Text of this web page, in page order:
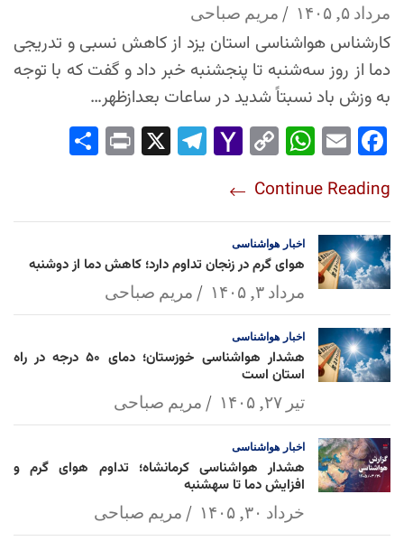
مرداد ۵, ۱۴۰۵ مریم صباحی
کارشناس هواشناسی استان یزد از کاهش نسبی و تدریجی
دما از روز سه‌شنبه تا پنجشنبه خبر داد و گفت که با توجه
به وزش باد نسبتاً شدید در ساعات بعدازظهر…
Fac
ok
Em
Wh
Ap
p
Co
Lin
k
Yah
l
Tel
Pri
Continue Reading
اخبار هواشناسی
هوای گرم در زنجان تداوم دارد؛ کاهش دما از دوشنبه
مرداد ۳, ۱۴۰۵ مریم صباحی
اخبار هواشناسی
هشدار هواشناسی خوزستان؛ دمای ۵۰ درجه در راه
استان است
تیر ۲۷, ۱۴۰۵ مریم صباحی
اخبار هواشناسی
هشدار هواشناسی کرمانشاه؛ تداوم هوای گرم و
افزایش دما تا سهشنبه
خرداد ۳۰, ۱۴۰۵ مریم صباحی